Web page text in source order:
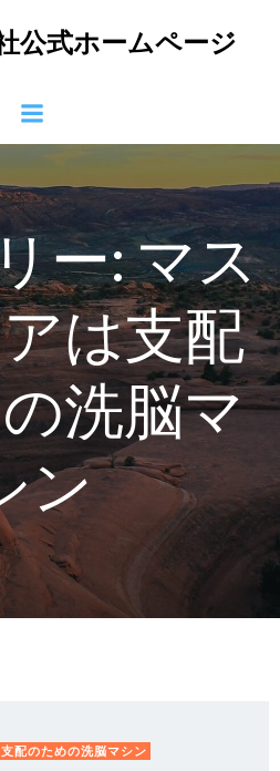
ン
ツ
へ
キ
ッ
プ
公式ホームページ
ー:マス
は支配
洗脳マ
ン
配のための洗脳マシン